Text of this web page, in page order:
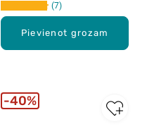
Pievienot grozam
7
40%